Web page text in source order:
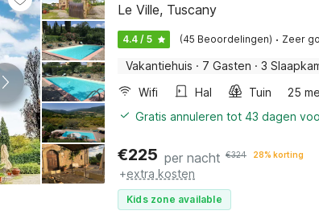
Le Ville, Tuscany
4.4 / 5 (45 Beoordelingen) · Zeer
Vakantiehuis · 7 Gasten · 3
Wifi
Hal Tuin
25
Gratis annuleren tot 43 dagen
€225 per nacht €324 28% korting
+extra kosten
Kids zone available